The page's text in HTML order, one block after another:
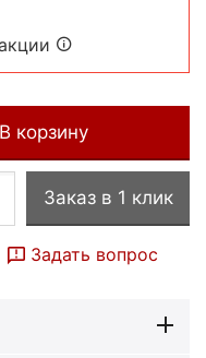
В корзину
Заказ в 1 клик
Задать вопрос